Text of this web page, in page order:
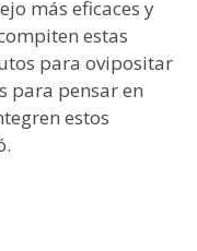
más eficaces y
estas
para ovipositar
para pensar en
estos